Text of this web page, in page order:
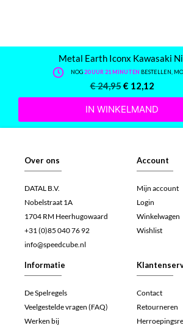
Metal Earth Iconx Kawasaki
NOG20 UUR 21 MINUTEN BESTELLEN,
€24,95€ 12,12
IN WINKELMAND
Over ons
DATAL B.V.
Nobelstraat 1A
1704 RM Heerhugowaard
+31 (0)85 040 76 92
info@speedcube.nl
Account
Mijn account
Login
Winkelwagen
Wishlist
Informatie
De Spelregels
Veelgestelde vragen (FAQ)
Werken bij
Contact
Retourneren